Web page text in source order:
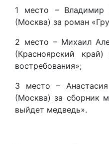
1 место – Владимир
(Москва) за роман
2 место – Михаил
(Красноярский
востребования»;
3 место – Анастасия
(Москва) за сборник
выйдет медведь».